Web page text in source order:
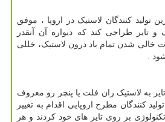
تولید کنندگان لاستیک در اروپا ، موفق
و تایر طراحی کند که دیواره آن آنقدر
شدن تمام باد درون لاستیک، خللی
.
به لاستیک ران فلت یا پنچر رو معروف
کنندگان مطرح اروپایی اقدام به تغییر
بر روی تایر های خود کردند و هر